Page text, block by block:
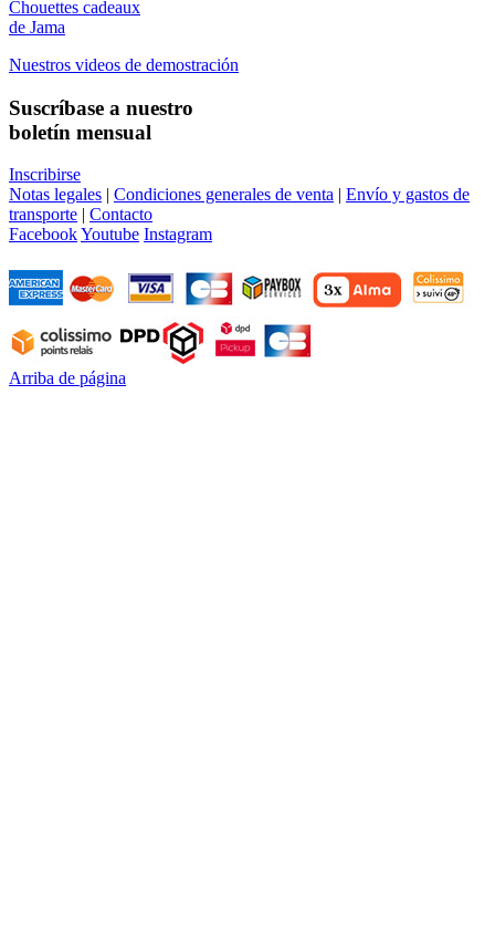
Chouettes cadeaux
de Jama
Nuestros videos de demostración
Suscríbase a nuestro
boletín mensual
Inscribirse
Notas legales | Condiciones generales de venta | Envío y gastos de
transporte | Contacto
FacebookYoutube Instagram
Arriba de página